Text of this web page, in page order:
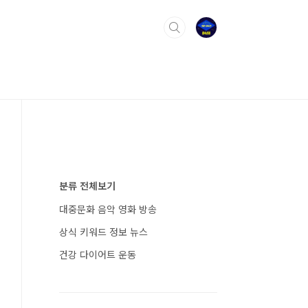
분류 전체보기
대중문화 음악 영화 방송
상식 키워드 정보 뉴스
건강 다이어트 운동